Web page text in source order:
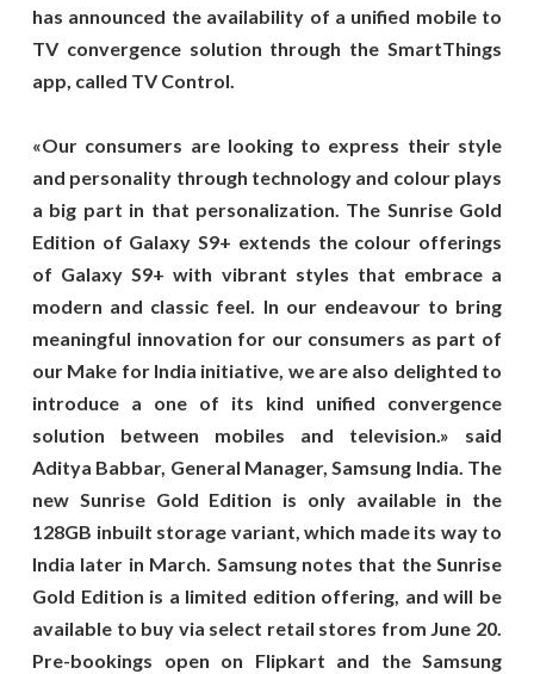
has announced the availability of a unified mobile to
TV convergence solution through the SmartThings
app, called TV Control.
«Our consumers are looking to express their style
and personality through technology and colour plays
a big part in that personalization. The Sunrise Gold
Edition of Galaxy S9+ extends the colour offerings
of Galaxy S9+ with vibrant styles that embrace a
modern and classic feel. In our endeavour to bring
meaningful innovation for our consumers as part of
our Make for India initiative, we are also delighted to
introduce a one of its kind unified convergence
solution between mobiles and television.» said
Aditya Babbar, General Manager, Samsung India. The
new Sunrise Gold Edition is only available in the
128GB inbuilt storage variant, which made its way to
India later in March. Samsung notes that the Sunrise
Gold Edition is a limited edition offering, and will be
available to buy via select retail stores from June 20.
Pre-bookings open on Flipkart and the Samsung